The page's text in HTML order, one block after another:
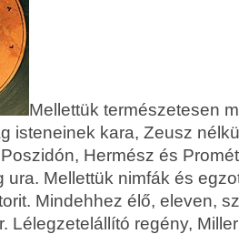
Mellettük természetesen
isteneinek kara, Zeusz
Hermész és
ura. Mellettük nimfák és
Mindehhez élő, eleven,
Lélegzetelállító regény,